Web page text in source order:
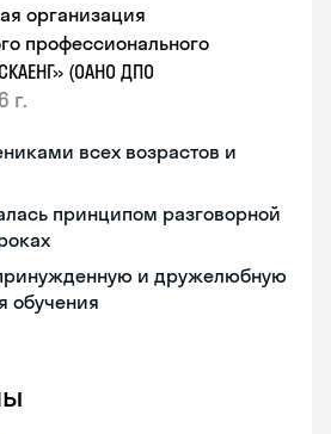
организация
профессионального
(ОАНО ДПО
г.
всех возрастов и
принципом разговорной
и дружелюбную
обучения